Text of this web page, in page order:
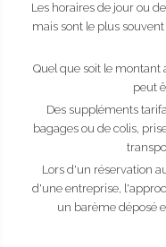
Les horaires de jour ou
mais sont le plus
Quel que soit le
peut
Des suppléments
bagages ou de colis,
Lors d'un réservation
d'une entreprise,
un barème déposé